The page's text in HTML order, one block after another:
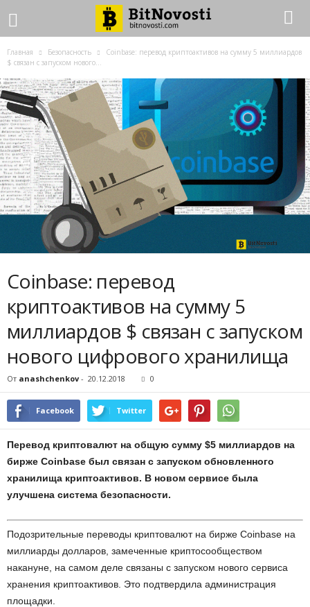
Главная Безопасность
Coinbase: перевод криптоактивов на сумму 5 миллиардов
$ связан с запуском нового...
Coinbase: перевод
криптоактивов на сумму 5
миллиардов $ связан с запуском
нового цифрового хранилища
От anashchenkov - 20.12.2018 0
Facebook Twitter
Перевод криптовалют на общую сумму $5 миллиардов на
бирже Coinbase был связан с запуском обновленного
хранилища криптоактивов. В новом сервисе была
улучшена система безопасности.
Подозрительные переводы криптовалют на бирже Coinbase на
миллиарды долларов, замеченные криптосообществом
накануне, на самом деле связаны с запуском нового сервиса
хранения криптоактивов. Это подтвердила администрация
площадки.